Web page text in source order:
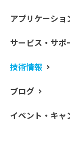
アプリケーショ
サービス・サポ
技術情報
ブログ
イベント・キャ
食品メーカーは
加工しつつ、
なりません。製
の抑制に多くの
品に混入して
ることで色や形
が、この方法
があります。